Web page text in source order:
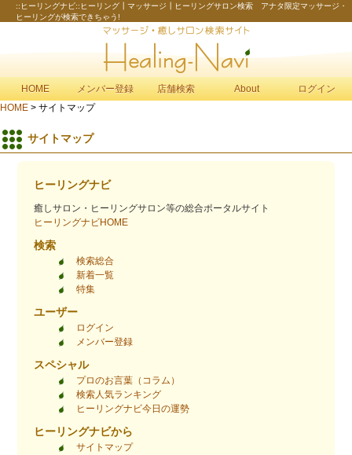
::ヒーリングナビ::ヒーリング┃マッサージ┃ヒーリングサロン検索 アナタ限定マッサージ・
ヒーリングが検索できちゃう!
HOME メンバー登録 店舗検索 About
ログイン
HOME > サイトマップ
サイトマップ
ヒーリングナビ
癒しサロン・ヒーリングサロン等の総合ポータルサイト
ヒーリングナビHOME
検索
検索総合
新着一覧
特集
ユーザー
ログイン
メンバー登録
スペシャル
プロのお言葉（コラム）
検索人気ランキング
ヒーリングナビ今日の運勢
ヒーリングナビから
サイトマップ